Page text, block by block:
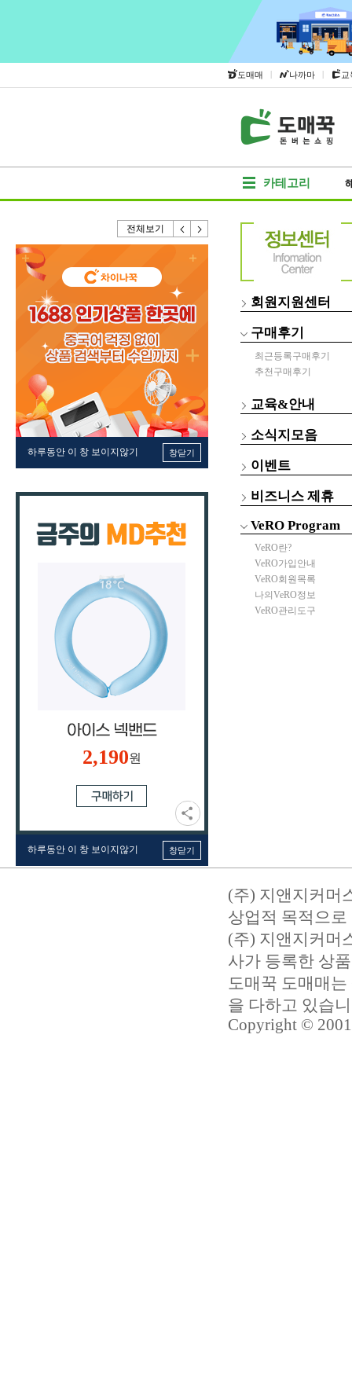
도매매 | 나까마 | 교
카테고리
전체보기
하루동안 이 창 보이지않기 창닫기
2,190원
하루동안 이 창 보이지않기 창닫기
회원지원센터
구매후기
최근등록구매후기
추천구매후기
교육&안내
소식지모음
이벤트
비즈니스 제휴
VeRO Program
VeRO란?
VeRO가입안내
VeRO회원목록
나의VeRO정보
VeRO관리도구
(주) 지앤지커머
상업적 목적으
(주) 지앤지커머
사가 등록한 상
도매꾹 도매매
을 다하고 있습
Copyright ©